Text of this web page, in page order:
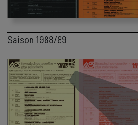
Saison 1988/89